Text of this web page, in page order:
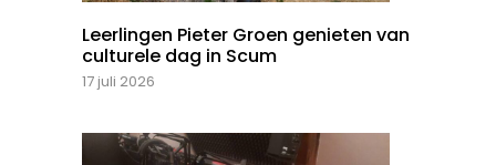
Leerlingen Pieter Groen genieten van
culturele dag in Scum
17 juli 2026